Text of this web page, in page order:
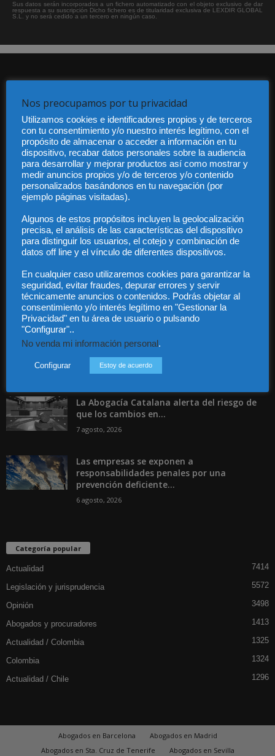
Sus datos serán incorporados a un fichero automatizado con el objeto exclusivo de dar
respuesta a su suscripción Dicho fichero es de titularidad exclusiva de LEXDIR GLOBAL
S.L. y no será cedido a un tercero en ningún caso.
Audiencia y Publicidad
Quiénes somos
Legal
Privacidad
Contacto
Guía Colaboradores
Contáctanos:info@diariojuridico.com
Incluso más noticias
Especialización total: por qué TBF Abogados
es el referente en derecho...
7 agosto, 2026
La Abogacía Catalana alerta del riesgo de
que los cambios en...
7 agosto, 2026
Las empresas se exponen a
responsabilidades penales por una
prevención deficiente...
6 agosto, 2026
Categoría popular
Actualidad 7414
Legislación y jurisprudencia 5572
Opinión 3498
Abogados y procuradores 1413
Actualidad / Colombia 1325
Colombia 1324
Actualidad / Chile 1296
Abogados en Barcelona
Abogados en Madrid
Abogados en Sta. Cruz de Tenerife
Abogados en Sevilla
Nos preocupamos por tu privacidad
Utilizamos cookies e identificadores propios y de terceros
con tu consentimiento y/o nuestro interés legítimo, con el
propósito de almacenar o acceder a información en tu
dispositivo, recabar datos personales sobre la audiencia
para desarrollar y mejorar productos así como mostrar y
medir anuncios propios y/o de terceros y/o contenido
personalizados basándonos en tu navegación (por
ejemplo páginas visitadas).
Algunos de estos propósitos incluyen la geolocalización
precisa, el análisis de las características del dispositivo
para distinguir los usuarios, el cotejo y combinación de
datos off line y el vínculo de diferentes dispositivos.
En cualquier caso utilizaremos cookies para garantizar la
seguridad, evitar fraudes, depurar errores y servir
técnicamente anuncios o contenidos. Podrás objetar al
consentimiento y/o interés legítimo en "Gestionar la
Privacidad" en tu área de usuario o pulsando
"Configurar"..
No venda mi información personal .
Configurar Estoy de acuerdo